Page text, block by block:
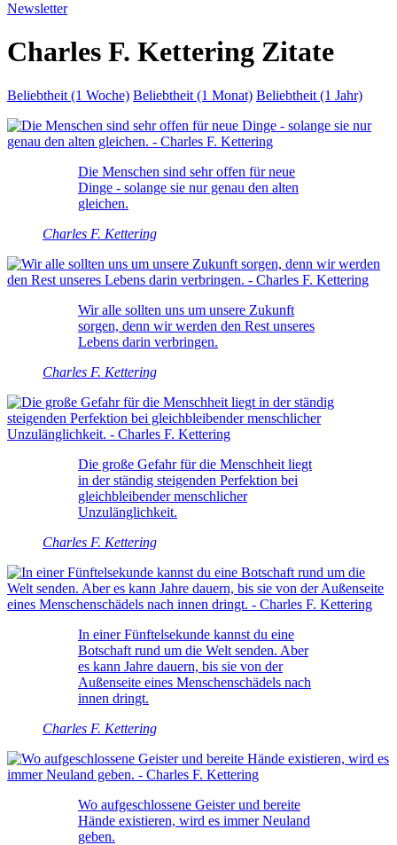
Newsletter
Charles F. Kettering Zitate
Beliebtheit (1 Woche) Beliebtheit (1 Monat) Beliebtheit (1 Jahr)
Die Menschen sind sehr offen für neue
Dinge - solange sie nur genau den alten
gleichen.
Charles F. Kettering
Wir alle sollten uns um unsere Zukunft
sorgen, denn wir werden den Rest unseres
Lebens darin verbringen.
Charles F. Kettering
Die große Gefahr für die Menschheit liegt
in der ständig steigenden Perfektion bei
gleichbleibender menschlicher
Unzulänglichkeit.
Charles F. Kettering
In einer Fünftelsekunde kannst du eine
Botschaft rund um die Welt senden. Aber
es kann Jahre dauern, bis sie von der
Außenseite eines Menschenschädels nach
innen dringt.
Charles F. Kettering
Wo aufgeschlossene Geister und bereite
Hände existieren, wird es immer Neuland
geben.